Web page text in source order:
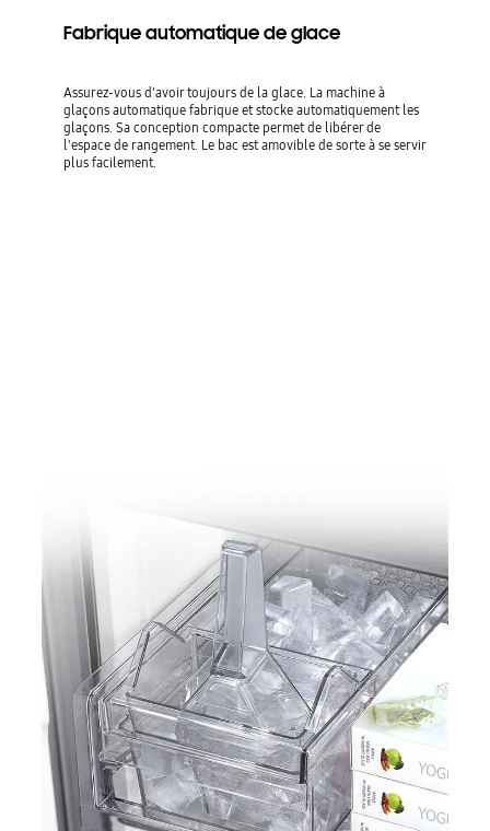
Fabrique automatique de glace
Assurez-vous d'avoir toujours de la glace. La machine à
glaçons automatique fabrique et stocke automatiquement les
glaçons. Sa conception compacte permet de libérer de
l'espace de rangement. Le bac est amovible de sorte à se servir
plus facilement.